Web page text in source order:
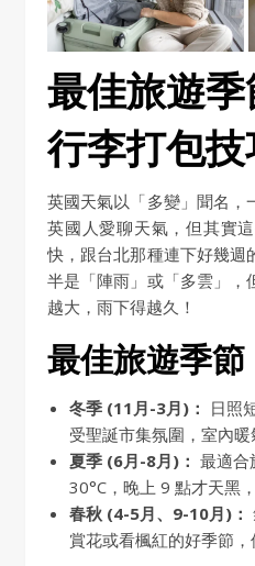
最佳旅遊季
行李打包
英國天氣以「多變」聞名，
英國人愛聊天氣，但其實
快，跟台北那種連下好幾週
半是「陣雨」或「多雲」，
越大，雨下得越久！
最佳旅遊季節
冬季 (11月-3月)： 日照
受聖誕市集氛圍，室內
夏季 (6月-8月)： 最適合
30°C，晚上 9 點才天黑
春秋 (4-5月、9-10月)：
賞花或看楓紅的好季節